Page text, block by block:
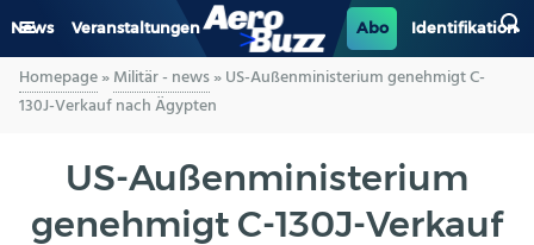
News Veranstaltungen Abo Identifikation
GENERAL AVIATION
LUFTVERKEHR
Homepage»Militär - news»US-Außenministerium genehmigt C-
130J-Verkauf nach Ägypten
US-Außenministerium
genehmigt C-130J-Verkauf